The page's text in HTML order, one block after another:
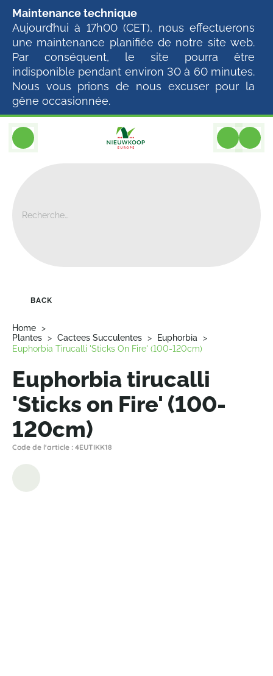
Maintenance technique
Aujourd’hui à 17h00 (CET), nous effectuerons
une maintenance planifiée de notre site web.
Par conséquent, le site pourra être
indisponible pendant environ 30 à 60 minutes.
Nous vous prions de nous excuser pour la
gêne occasionnée.
BACK
Home >
Plantes > Cactees Succulentes > Euphorbia
>
Euphorbia Tirucalli 'Sticks On Fire' (100-120cm)
Euphorbia tirucalli
'Sticks on Fire' (100-
120cm)
Code de l'article : 4EUTIKK18